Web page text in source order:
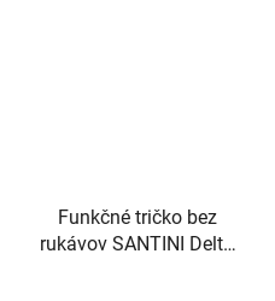
Funkčné tričko bez
rukávov SANTINI Delta